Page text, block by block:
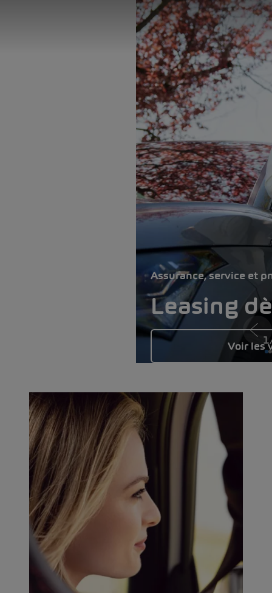
Assurance, service et
Leasing
Voir les1